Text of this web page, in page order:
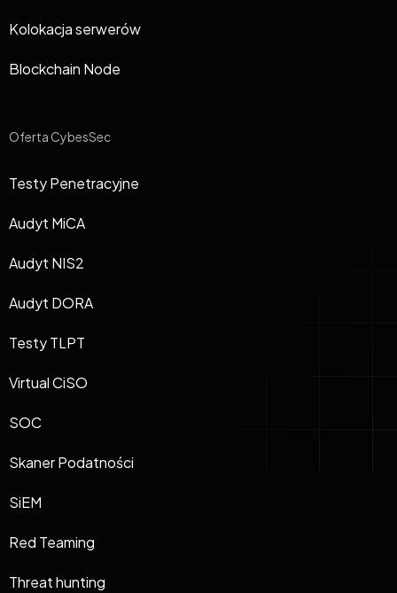
Kolokacja serwerów
Blockchain Node
Oferta CybesSec
Testy Penetracyjne
Audyt MiCA
Audyt NIS2
Audyt DORA
Testy TLPT
Virtual CiSO
SOC
Skaner Podatności
SiEM
Red Teaming
Threat hunting